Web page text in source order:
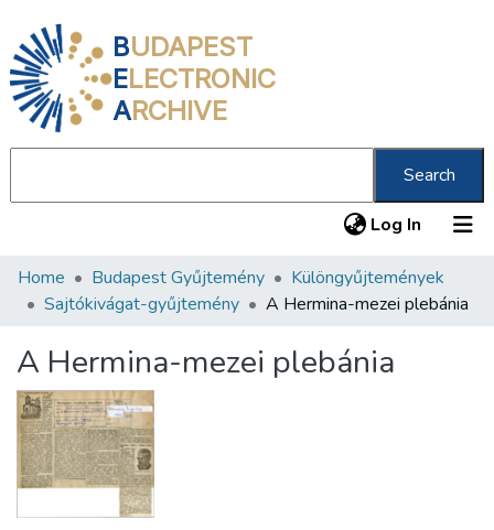
BUDAPEST
ELECTRONIC
ARCHIVE
Search
Log In (current)
Communities & Collections
Statistics
About us
Home Budapest Gyűjtemény
Különgyűjtemények
Sajtókivágat-gyűjtemény
A Hermina-mezei plebánia
A Hermina-mezei plebánia